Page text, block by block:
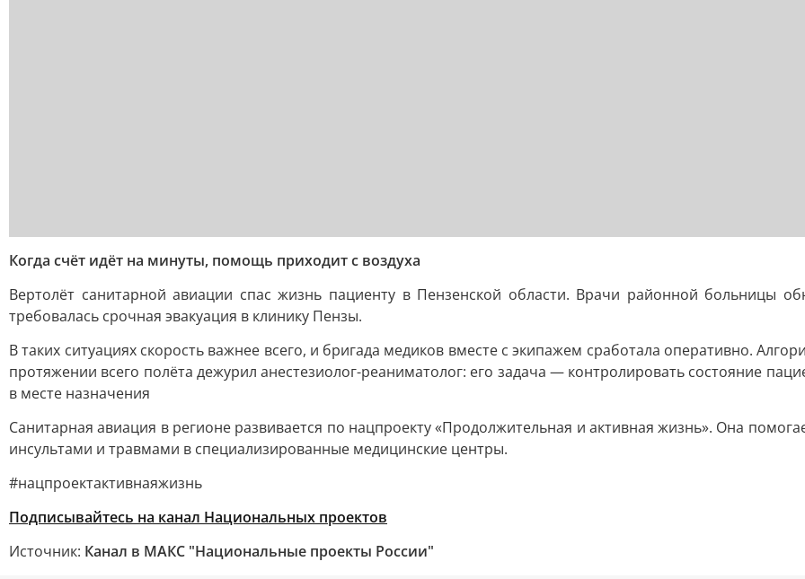
Когда счёт идёт на минуты, помощь приходит с воздуха
Вертолёт санитарной авиации спас жизнь пациенту в Пензенской области. Врачи районной больницы
требовалась срочная эвакуация в клинику Пензы.
В таких ситуациях скорость важнее всего, и бригада медиков вместе с экипажем сработала оперативно.
протяжении всего полёта дежурил анестезиолог-реаниматолог: его задача — контролировать состояние
в месте назначения
Санитарная авиация в регионе развивается по нацпроекту «Продолжительная и активная жизнь». Она
инсультами и травмами в специализированные медицинские центры.
#нацпроектактивнаяжизнь
Подписывайтесь на канал Национальных проектов
Источник: Канал в МАКС "Национальные проекты России"